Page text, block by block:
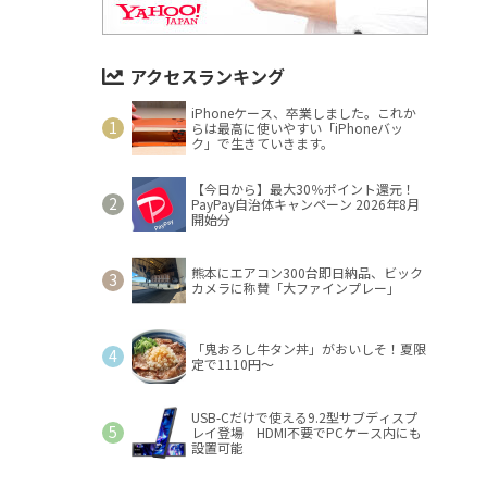
アクセスランキング
iPhoneケース、卒業しました。これか
らは最高に使いやすい「iPhoneバッ
ク」で生きていきます。
【今日から】最大30％ポイント還元！
PayPay自治体キャンペーン 2026年8月
開始分
熊本にエアコン300台即日納品、ビック
カメラに称賛「大ファインプレー」
「鬼おろし牛タン丼」がおいしそ！夏限
定で1110円～
USB-Cだけで使える9.2型サブディスプ
レイ登場 HDMI不要でPCケース内にも
設置可能